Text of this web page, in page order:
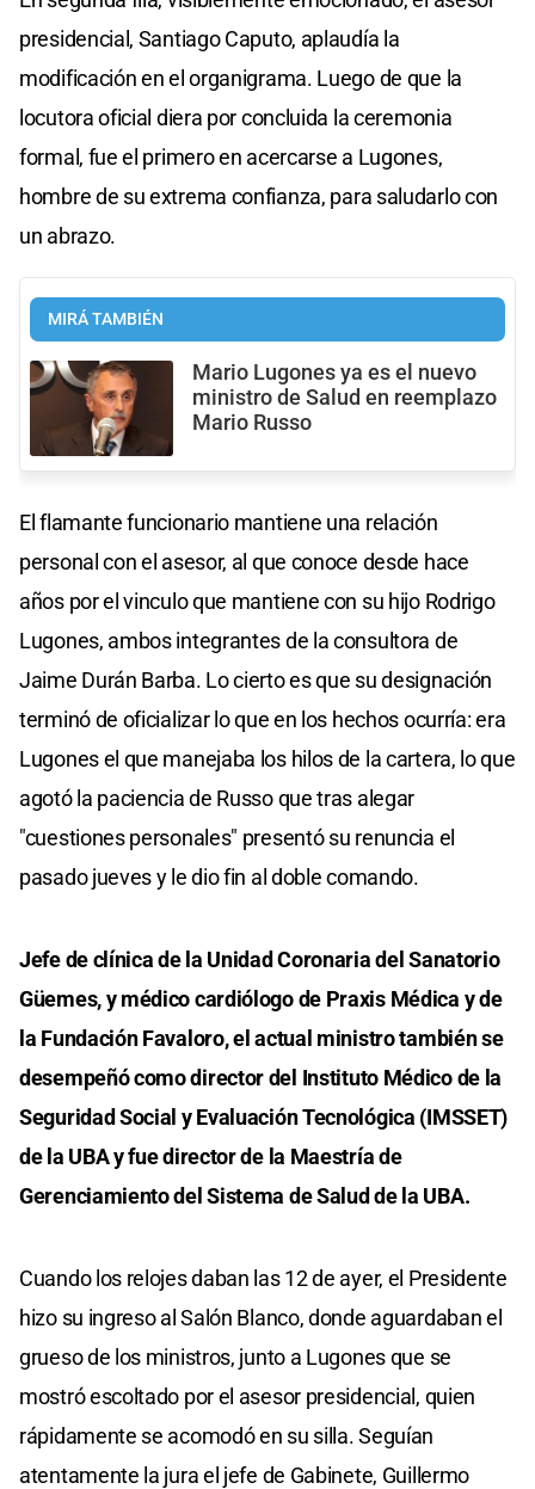
presidencial, Santiago Caputo, aplaudía la
modificación en el organigrama. Luego de que la
locutora oficial diera por concluida la ceremonia
formal, fue el primero en acercarse a Lugones,
hombre de su extrema confianza, para saludarlo con
un abrazo.
MIRÁ TAMBIÉN
Mario Lugones ya es el nuevo
ministro de Salud en reemplazo
Mario Russo
El flamante funcionario mantiene una relación
personal con el asesor, al que conoce desde hace
años por el vinculo que mantiene con su hijo Rodrigo
Lugones, ambos integrantes de la consultora de
Jaime Durán Barba. Lo cierto es que su designación
terminó de oficializar lo que en los hechos ocurría: era
Lugones el que manejaba los hilos de la cartera, lo que
agotó la paciencia de Russo que tras alegar
"cuestiones personales" presentó su renuncia el
pasado jueves y le dio fin al doble comando.
Jefe de clínica de la Unidad Coronaria del Sanatorio
Güemes, y médico cardiólogo de Praxis Médica y de
la Fundación Favaloro, el actual ministro también se
desempeñó como director del Instituto Médico de la
Seguridad Social y Evaluación Tecnológica (IMSSET)
de la UBA y fue director de la Maestría de
Gerenciamiento del Sistema de Salud de la UBA.
Cuando los relojes daban las 12 de ayer, el Presidente
hizo su ingreso al Salón Blanco, donde aguardaban el
grueso de los ministros, junto a Lugones que se
mostró escoltado por el asesor presidencial, quien
rápidamente se acomodó en su silla. Seguían
atentamente la jura el jefe de Gabinete, Guillermo